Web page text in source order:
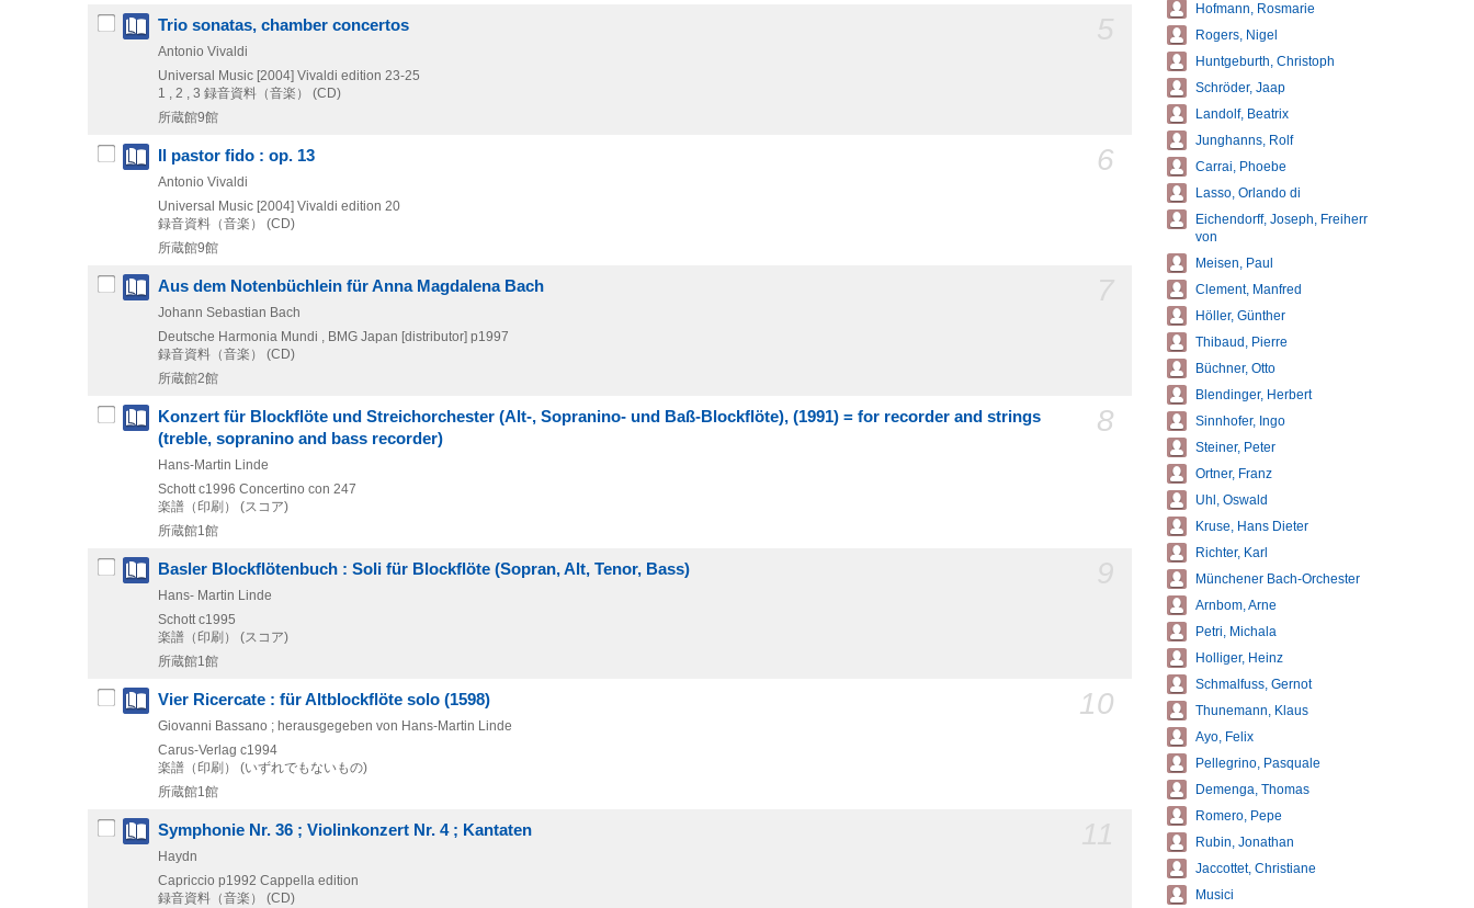
Trio sonatas, chamber concertos
Antonio Vivaldi
Universal Music [2004] Vivaldi edition 23-25
1 , 2 , 3 録音資料（音楽） (CD)
所蔵館9館
6
Il pastor fido : op. 13
Antonio Vivaldi
Universal Music [2004] Vivaldi edition 20
録音資料（音楽） (CD)
所蔵館9館
Aus dem Notenbüchlein für Anna Magdalena Bach
Johann Sebastian Bach
Deutsche Harmonia Mundi , BMG Japan [distributor] p1997
録音資料（音楽） (CD)
所蔵館2館
8
Konzert für Blockflöte und Streichorchester (Alt-, Sopranino- und Baß-Blockflöte), (1991) = for recorder and strings
(treble, sopranino and bass recorder)
Hans-Martin Linde
Schott c1996 Concertino con 247
楽譜（印刷） (スコア)
所蔵館1館
Basler Blockflötenbuch : Soli für Blockflöte (Sopran, Alt, Tenor, Bass)
Hans- Martin Linde
Schott c1995
楽譜（印刷） (スコア)
所蔵館1館
10
Vier Ricercate : für Altblockflöte solo (1598)
Giovanni Bassano ; herausgegeben von Hans-Martin Linde
Carus-Verlag c1994
楽譜（印刷） (いずれでもないもの)
所蔵館1館
Symphonie Nr. 36 ; Violinkonzert Nr. 4 ; Kantaten
Haydn
Capriccio p1992 Cappella edition
録音資料（音楽） (CD)
Hofmann, Rosmarie
Rogers, Nigel
Huntgeburth, Christoph
Schröder, Jaap
Landolf, Beatrix
Junghanns, Rolf
Carrai, Phoebe
Lasso, Orlando di
Eichendorff, Joseph, Freiherr
von
Meisen, Paul
Clement, Manfred
Höller, Günther
Thibaud, Pierre
Büchner, Otto
Blendinger, Herbert
Sinnhofer, Ingo
Steiner, Peter
Ortner, Franz
Uhl, Oswald
Kruse, Hans Dieter
Richter, Karl
Münchener Bach-Orchester
Arnbom, Arne
Petri, Michala
Holliger, Heinz
Schmalfuss, Gernot
Thunemann, Klaus
Ayo, Felix
Pellegrino, Pasquale
Demenga, Thomas
Romero, Pepe
Rubin, Jonathan
Jaccottet, Christiane
Musici